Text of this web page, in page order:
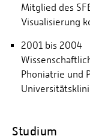
Mitglied des
Visualisierung
2001 bis 2004
Phoniatrie und
Studium